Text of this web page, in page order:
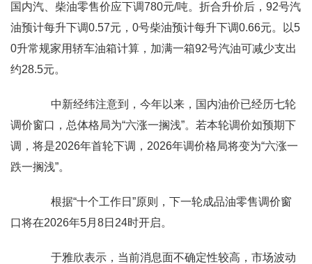
国内汽、柴油零售价应下调780元/吨。折合升价后，92号汽
油预计每升下调0.57元，0号柴油预计每升下调0.66元。以5
0升常规家用轿车油箱计算，加满一箱92号汽油可减少支出
约28.5元。
中新经纬注意到，今年以来，国内油价已经历七轮
调价窗口，总体格局为“六涨一搁浅”。若本轮调价如预期下
调，将是2026年首轮下调，2026年调价格局将变为“六涨一
跌一搁浅”。
根据“十个工作日”原则，下一轮成品油零售调价窗
口将在2026年5月8日24时开启。
于雅欣表示，当前消息面不确定性较高，市场波动